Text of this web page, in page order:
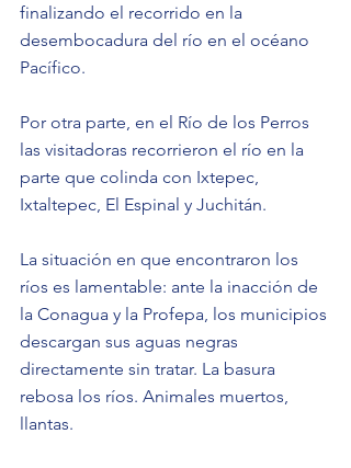
finalizando el recorrido en la
desembocadura del río en el océano
Pacífico.
Por otra parte, en el Río de los Perros
las visitadoras recorrieron el río en la
parte que colinda con Ixtepec,
Ixtaltepec, El Espinal y Juchitán.
La situación en que encontraron los
ríos es lamentable: ante la inacción de
la Conagua y la Profepa, los municipios
descargan sus aguas negras
directamente sin tratar. La basura
rebosa los ríos. Animales muertos,
llantas.